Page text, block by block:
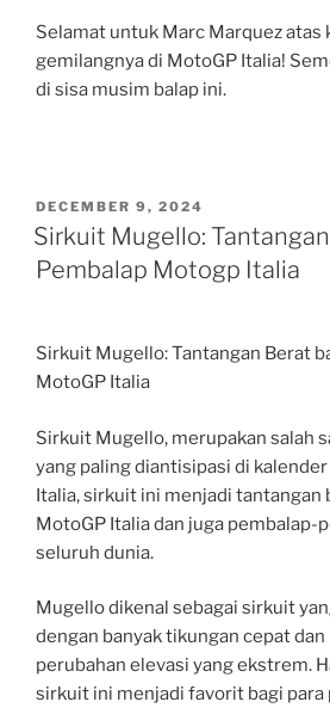
Selamat untuk Marc Marquez atas
gemilangnya di MotoGP Italia!
di sisa musim balap ini.
POSTED
ON
DECEMBER 9, 2024
Sirkuit Mugello:
Pembalap Motogp Italia
Sirkuit Mugello: Tantangan Berat
MotoGP Italia
Sirkuit Mugello, merupakan salah
yang paling diantisipasi di
Italia, sirkuit ini menjadi tantangan
MotoGP Italia dan juga pembalap-
seluruh dunia.
Mugello dikenal sebagai sirkuit
dengan banyak tikungan cepat
perubahan elevasi yang ekstrem.
sirkuit ini menjadi favorit bagi para